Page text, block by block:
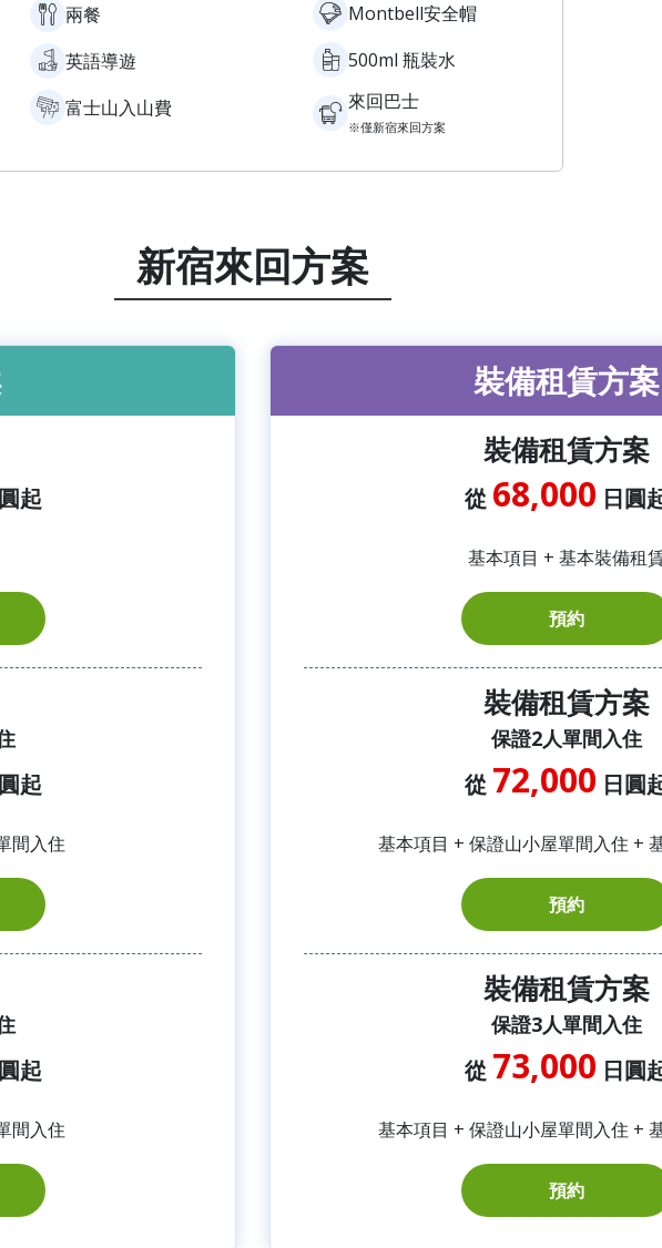
兩餐
英語導遊
富士山入山費
Montbell安全帽
500ml 瓶裝水
來回巴士
※僅新宿來回方案
新宿來回方案
起
起
間入住
起
間入住
裝備租賃方案
裝備租賃方案
從 68,000 日圓
基本項目 + 基本裝備租
預約
裝備租賃方案
保證2人單間入住
從 72,000 日圓
基本項目 + 保證山小屋單間入住 +
預約
裝備租賃方案
保證3人單間入住
從 73,000 日圓
基本項目 + 保證山小屋單間入住 +
預約